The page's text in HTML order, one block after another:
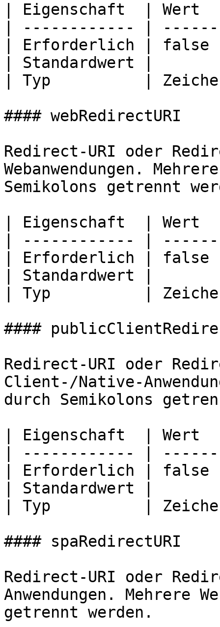
| Eigenschaft  |
| ------------ |
| Erforderlich |
| Standardwert |
| Typ          |
#### webRedirectURI
Redirect-URI oder
Webanwendungen.
Semikolons getrennt
| Eigenschaft  |
| ------------ |
| Erforderlich |
| Standardwert |
| Typ          |
####
Redirect-URI oder
Client-/Native-
durch Semikolons
| Eigenschaft  |
| ------------ |
| Erforderlich |
| Standardwert |
| Typ          |
#### spaRedirectURI
Redirect-URI oder
Anwendungen. Mehrere
getrennt werden.